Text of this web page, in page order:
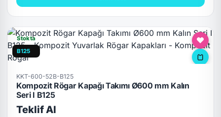
Stokta
B125
KKT-600-52B-B125
Kompozit Rögar Kapağı Takımı Ø600 mm Kalın
Seri I B125
Teklif Al